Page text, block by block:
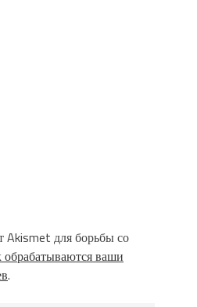
Akismet для борьбы со
обрабатываются ваши
.